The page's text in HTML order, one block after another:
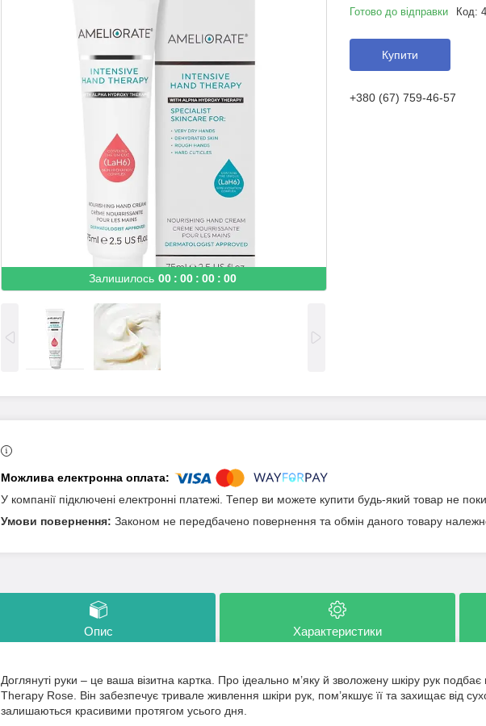
Залишилось 00 00 00 00
Готово до відправки Код:
Купити
+380 (67) 759-46-57
У компанії підключені електронні платежі. Тепер ви можете купити будь-який товар не
Законом не передбачено повернення та обмін даного товару
Опис Характеристики
Доглянуті руки – це ваша візитна картка. Про ідеально м’яку й зволожену шкіру рук
Therapy Rose. Він забезпечує тривале живлення шкіри рук, пом’якшує її та захищає від
залишаються красивими протягом усього дня.